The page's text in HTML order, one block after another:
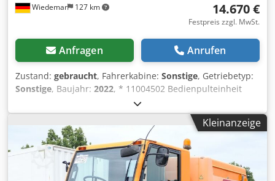
Wiedemar 127 km 14.670 €
Festpreis zzgl. MwSt.
Anfragen Anrufen
Zustand: gebraucht, Fahrerkabine: Sonstige, Getriebetyp:
Sonstige, Baujahr: 2022, * 11004502 Bedienpulteinheit
Ecosat * 11006283 Schnittstellenkabel RS 232 EcoSat
Mobidat * 15226 Winterdienstmarkierung 1180x190mm
Husky NGS V W + 1300S Dcsdjznvudepfx Acmsk * 8059624
Konturmarkierung gelb für Behälter Husky (6,5 m) *
11000032 Streubildverstellung mech. 8m kpl. montiert *
11002061 Rundumkennleuchte LED * 8078950
Kleinanzeige